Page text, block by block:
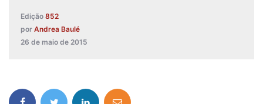
Edição 852
por Andrea Baulé
26 de maio de 2015